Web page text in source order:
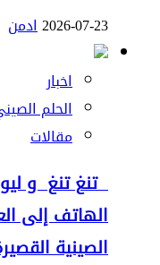
2026-07-23ادمن
اخبار
الحلم
مقالات
تنغ تنغ و
الهاتف إلى
الصينية